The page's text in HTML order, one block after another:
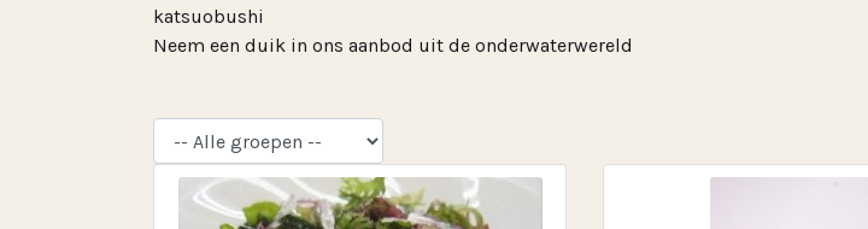
katsuobushi
Neem een duik in ons aanbod uit de onderwaterwereld